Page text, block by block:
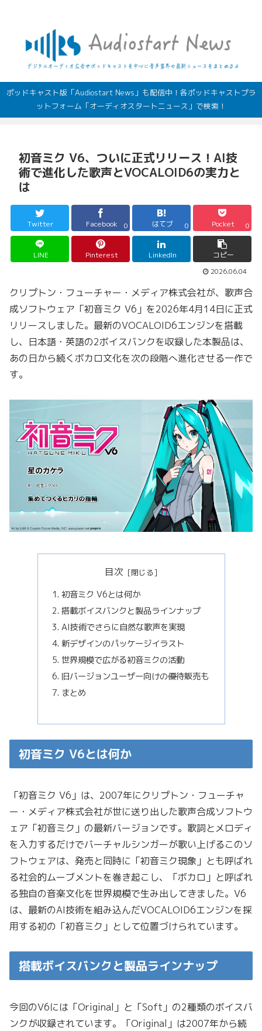
ポッドキャスト版「Audiostart News」も配信中！各ポッドキャストプラ
ットフォーム「オーディオスタートニュース」で検索！
初音ミク V6、ついに正式リリース！AI技
術で進化した歌声とVOCALOID6の実力と
は
Twitter Facebook 0 はてブ 0 Pocket 0
LINE Pinterest LinkedIn コピー
2026.06.04
クリプトン・フューチャー・メディア株式会社が、歌声合
成ソフトウェア「初音ミク V6」を2026年4月14日に正式
リリースしました。最新のVOCALOID6エンジンを搭載
し、日本語・英語の2ボイスバンクを収録した本製品は、
あの日から続くボカロ文化を次の段階へ進化させる一作で
す。
目次
初音ミク V6とは何か
搭載ボイスバンクと製品ラインナップ
AI技術でさらに自然な歌声を実現
新デザインのパッケージイラスト
世界規模で広がる初音ミクの活動
旧バージョンユーザー向けの優待販売も
まとめ
初音ミク V6とは何か
「初音ミク V6」は、2007年にクリプトン・フューチャ
ー・メディア株式会社が世に送り出した歌声合成ソフトウ
ェア「初音ミク」の最新バージョンです。歌詞とメロディ
を入力するだけでバーチャルシンガーが歌い上げるこのソ
フトウェアは、発売と同時に「初音ミク現象」とも呼ばれ
る社会的ムーブメントを巻き起こし、「ボカロ」と呼ばれ
る独自の音楽文化を世界規模で生み出してきました。V6
は、最新のAI技術を組み込んだVOCALOID6エンジンを採
用する初の「初音ミク」として位置づけられています。
搭載ボイスバンクと製品ラインナップ
今回のV6には「Original」と「Soft」の2種類のボイスバ
ンクが収録されています。「Original」は2007年から続